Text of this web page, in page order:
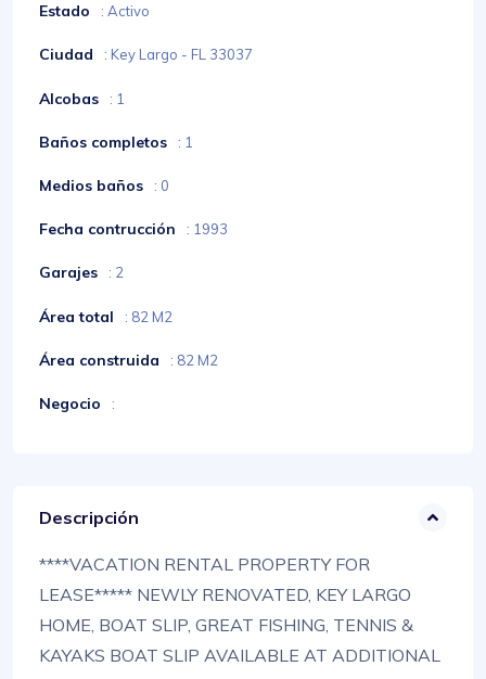
Estado : Activo
Ciudad : Key Largo - FL 33037
Alcobas : 1
Baños completos : 1
Medios baños : 0
Fecha contrucción : 1993
Garajes : 2
Área total : 82 M2
Área construida : 82 M2
Negocio :
Descripción
****VACATION RENTAL PROPERTY FOR
LEASE***** NEWLY RENOVATED, KEY LARGO
HOME, BOAT SLIP, GREAT FISHING, TENNIS &
KAYAKS BOAT SLIP AVAILABLE AT ADDITIONAL